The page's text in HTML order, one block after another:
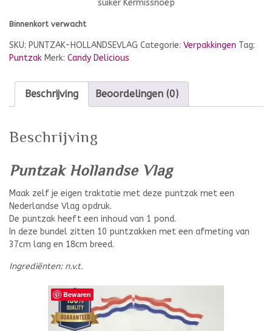
Binnenkort verwacht
SKU: PUNTZAK-HOLLANDSEVLAG Categorie: Verpakkingen Tag:
Puntzak Merk: Candy Delicious
Beschrijving Beoordelingen (0)
Beschrijving
Puntzak Hollandse Vlag
Maak zelf je eigen traktatie met deze puntzak met een
Nederlandse Vlag opdruk.
De puntzak heeft een inhoud van 1 pond.
In deze bundel zitten 10 puntzakken met een afmeting van
37cm lang en 18cm breed.
Ingrediënten: n.v.t.
Bewaren